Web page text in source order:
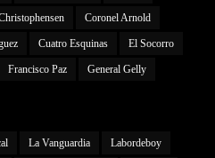
Coronel Arnold
Cuatro Esquinas El Socorro
Francisco Paz General Gelly
La Vanguardia Labordeboy